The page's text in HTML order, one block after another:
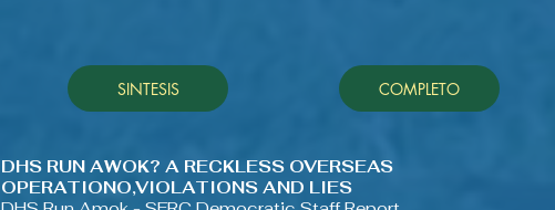
SINTESIS COMPLETO
DHS RUN AWOK? A RECKLESS OVERSEAS
OPERATIONO,VIOLATIONS AND LIES